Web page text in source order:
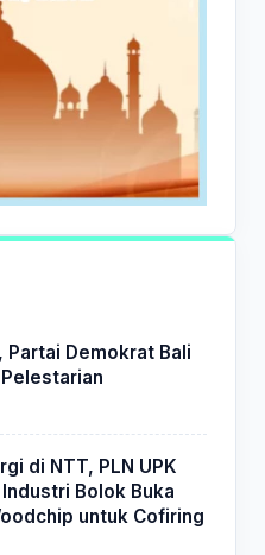
Partai Demokrat Bali
di NTT, PLN UPK
Bolok Buka
untuk Cofiring